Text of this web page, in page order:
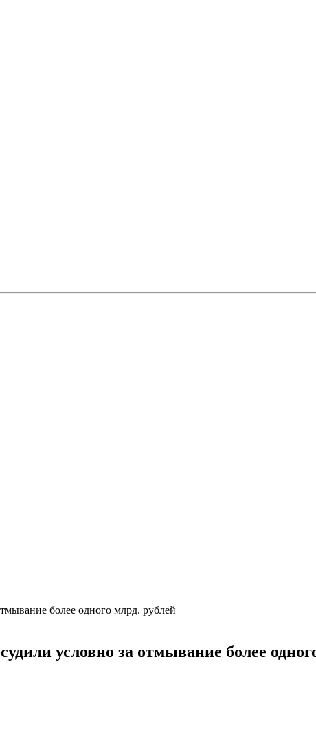
более одного млрд. рублей
условно за отмывание более